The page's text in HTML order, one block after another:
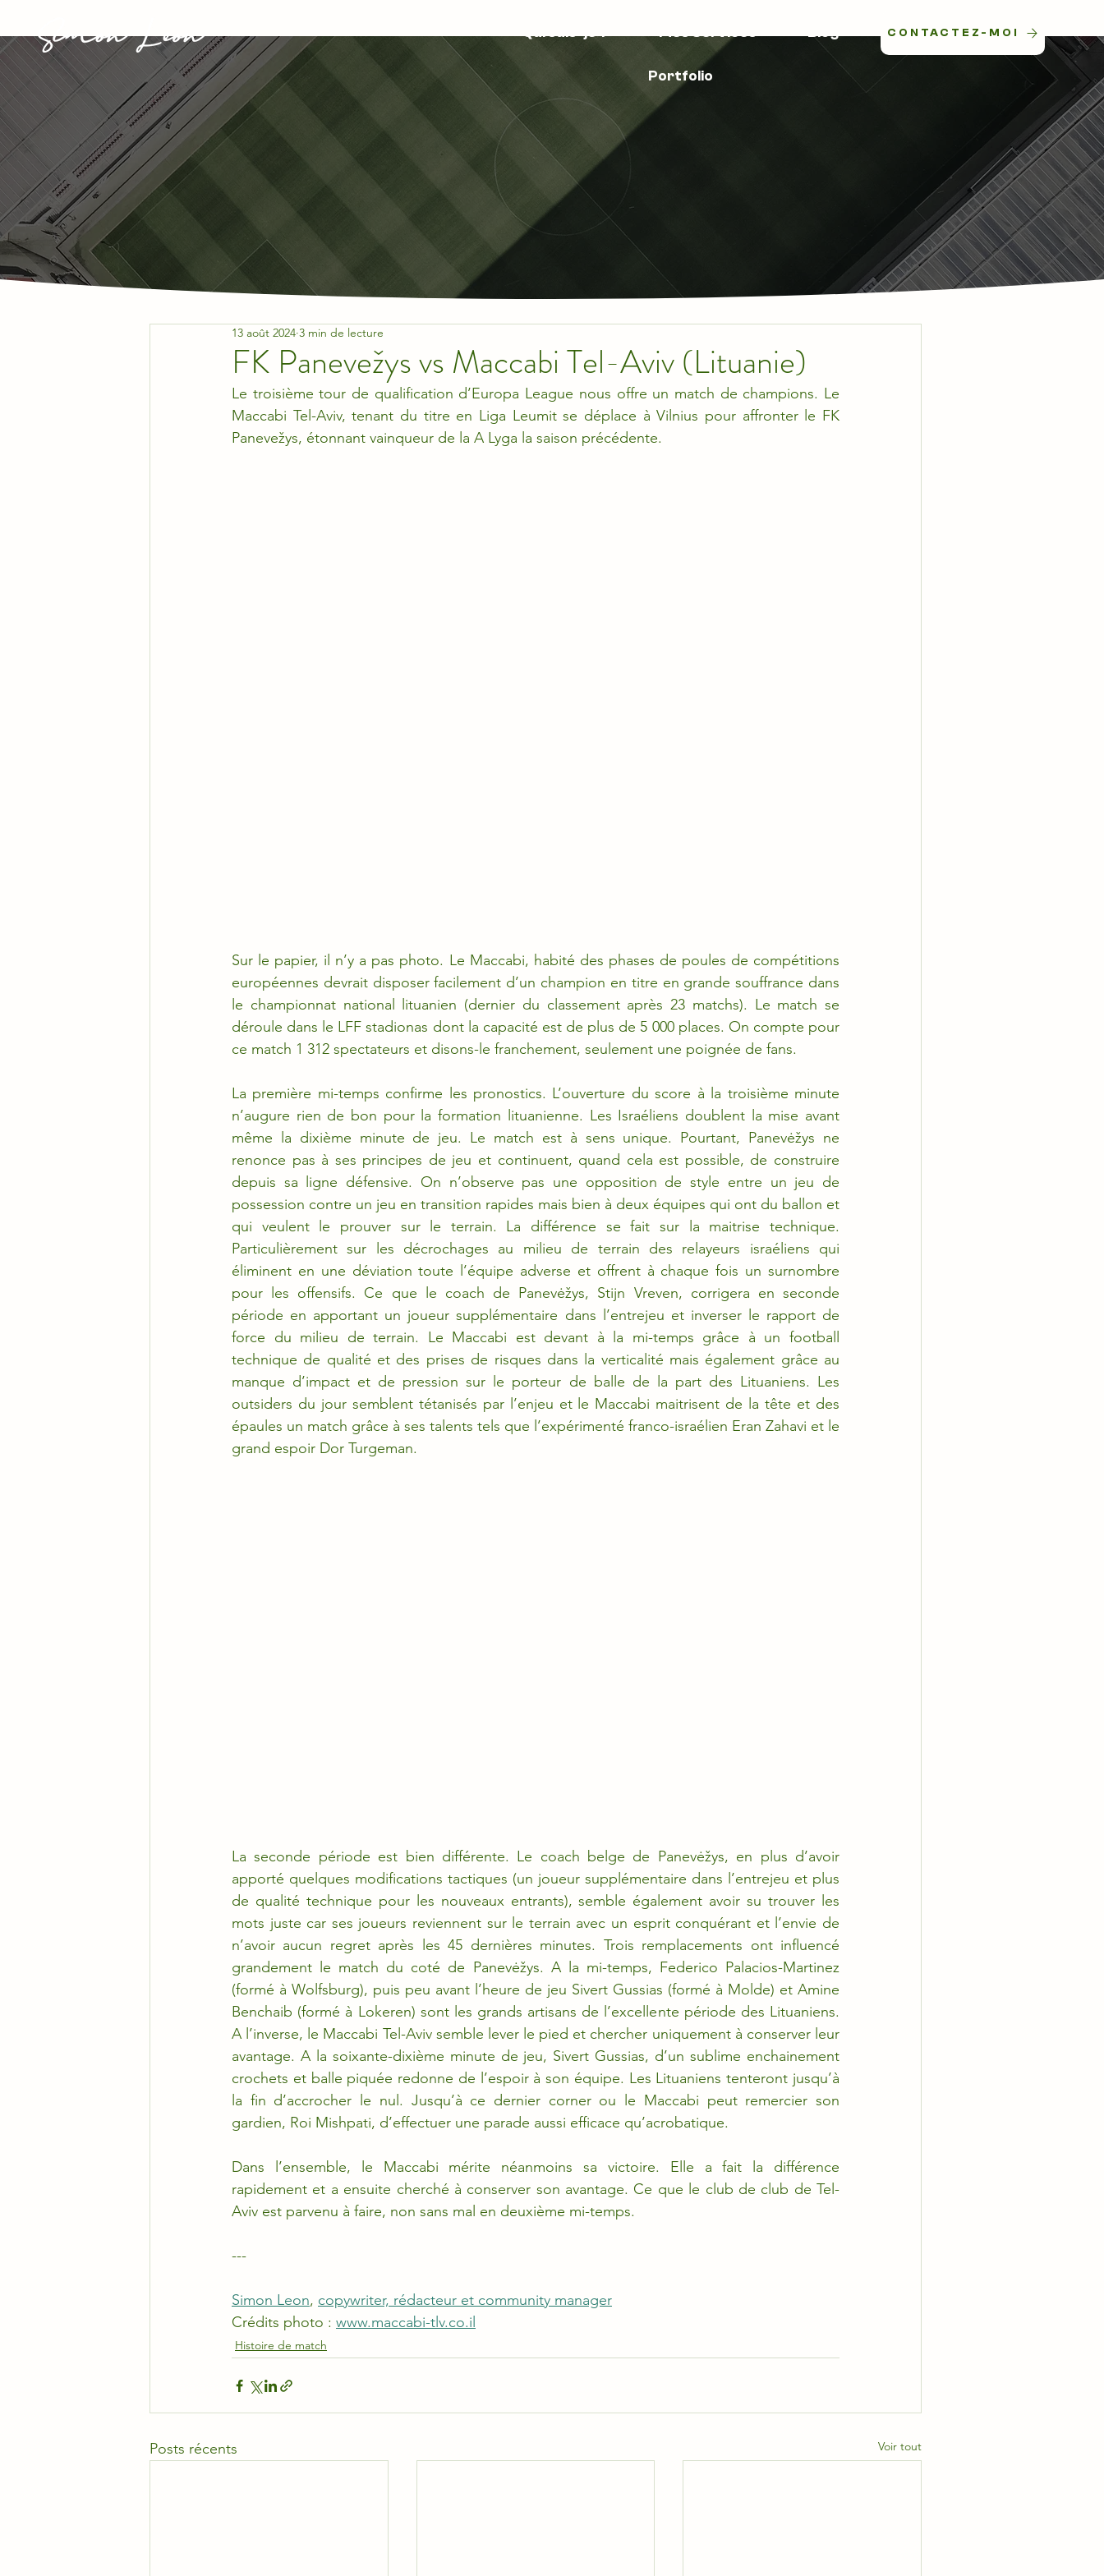
Qui suis-je ? Mes Services Blog
Portfolio
CONTACTEZ-MOI
FK Panevežys vs Maccabi Tel-Aviv (Lituanie)
13 août 2024 3 min de lecture
Le troisième tour de qualification d’Europa League nous offre un match de champions. Le
Maccabi Tel-Aviv, tenant du titre en Liga Leumit se déplace à Vilnius pour affronter le FK
Panevežys, étonnant vainqueur de la A Lyga la saison précédente.
Sur le papier, il n’y a pas photo. Le Maccabi, habité des phases de poules de compétitions
européennes devrait disposer facilement d’un champion en titre en grande souffrance dans
le championnat national lituanien (dernier du classement après 23 matchs). Le match se
déroule dans le LFF stadionas dont la capacité est de plus de 5 000 places. On compte pour
ce match 1 312 spectateurs et disons-le franchement, seulement une poignée de fans.
La première mi-temps confirme les pronostics. L’ouverture du score à la troisième minute
n’augure rien de bon pour la formation lituanienne. Les Israéliens doublent la mise avant
même la dixième minute de jeu. Le match est à sens unique. Pourtant, Panevėžys ne
renonce pas à ses principes de jeu et continuent, quand cela est possible, de construire
depuis sa ligne défensive. On n’observe pas une opposition de style entre un jeu de
possession contre un jeu en transition rapides mais bien à deux équipes qui ont du ballon et
qui veulent le prouver sur le terrain. La différence se fait sur la maitrise technique.
Particulièrement sur les décrochages au milieu de terrain des relayeurs israéliens qui
éliminent en une déviation toute l’équipe adverse et offrent à chaque fois un surnombre
pour les offensifs. Ce que le coach de Panevėžys, Stijn Vreven, corrigera en seconde
période en apportant un joueur supplémentaire dans l’entrejeu et inverser le rapport de
force du milieu de terrain. Le Maccabi est devant à la mi-temps grâce à un football
technique de qualité et des prises de risques dans la verticalité mais également grâce au
manque d’impact et de pression sur le porteur de balle de la part des Lituaniens. Les
outsiders du jour semblent tétanisés par l’enjeu et le Maccabi maitrisent de la tête et des
épaules un match grâce à ses talents tels que l’expérimenté franco-israélien Eran Zahavi et le
grand espoir Dor Turgeman.
La seconde période est bien différente. Le coach belge de Panevėžys, en plus d’avoir
apporté quelques modifications tactiques (un joueur supplémentaire dans l’entrejeu et plus
de qualité technique pour les nouveaux entrants), semble également avoir su trouver les
mots juste car ses joueurs reviennent sur le terrain avec un esprit conquérant et l’envie de
n’avoir aucun regret après les 45 dernières minutes. Trois remplacements ont influencé
grandement le match du coté de Panevėžys. A la mi-temps, Federico Palacios-Martinez
(formé à Wolfsburg), puis peu avant l’heure de jeu Sivert Gussias (formé à Molde) et Amine
Benchaib (formé à Lokeren) sont les grands artisans de l’excellente période des Lituaniens.
A l’inverse, le Maccabi Tel-Aviv semble lever le pied et chercher uniquement à conserver leur
avantage. A la soixante-dixième minute de jeu, Sivert Gussias, d’un sublime enchainement
crochets et balle piquée redonne de l’espoir à son équipe. Les Lituaniens tenteront jusqu’à
la fin d’accrocher le nul. Jusqu’à ce dernier corner ou le Maccabi peut remercier son
gardien, Roi Mishpati, d’effectuer une parade aussi efficace qu’acrobatique.
Dans l’ensemble, le Maccabi mérite néanmoins sa victoire. Elle a fait la différence
rapidement et a ensuite cherché à conserver son avantage. Ce que le club de club de Tel-
Aviv est parvenu à faire, non sans mal en deuxième mi-temps.
---
Simon Leon, copywriter, rédacteur et community manager
Crédits photo : www.maccabi-tlv.co.il
Histoire de match
Posts récents Voir tout